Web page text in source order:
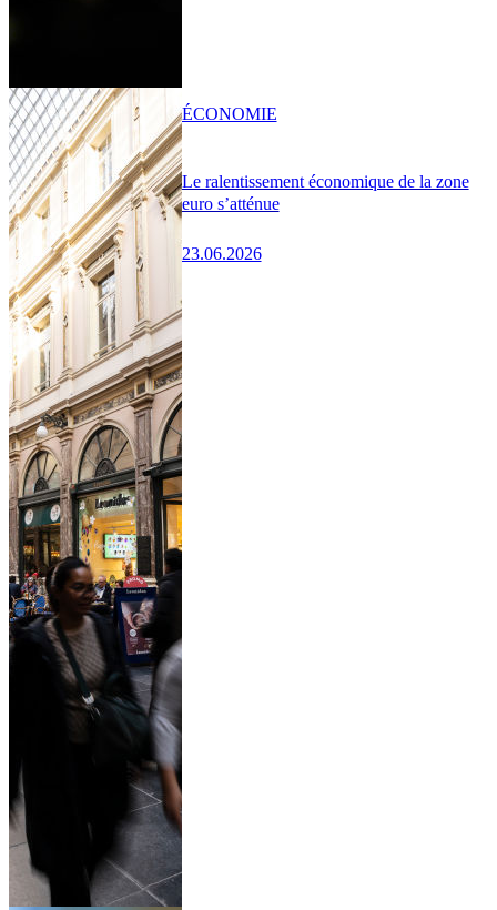
Le ralentissement économique de la zone
euro s’atténue
23.06.2026
ÉCONOMIE